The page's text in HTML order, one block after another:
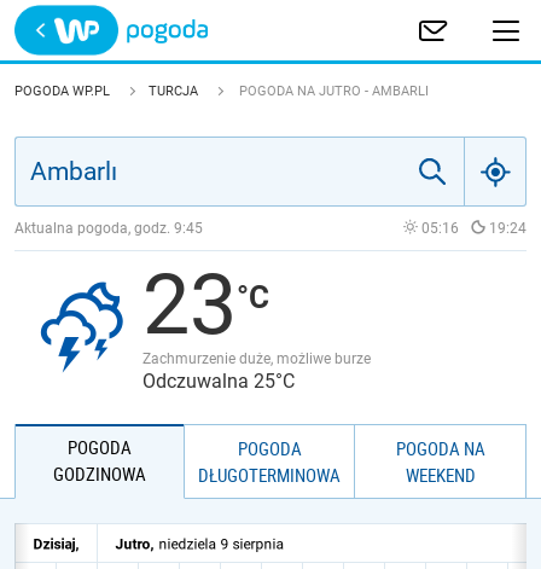
Trwa ładowanie
POLSKA
JAKOŚĆ POWIETRZA
POGODA WP.PL TURCJA POGODA NA JUTRO - AMBARLI
Aktualna pogoda, godz. 9:45 05:16 19:24
23
Zachmurzenie duże, możliwe burze
Odczuwalna 25°C
POGODA
GODZINOWA
POGODA
DŁUGOTERMINOWA
POGODA NA
WEEKEND